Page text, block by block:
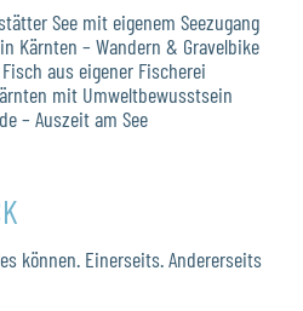
See mit eigenem Seezugang
Kärnten – Wandern & Gravelbike
aus eigener Fischerei
mit Umweltbewusstsein
– Auszeit am See
können. Einerseits. Andererseits